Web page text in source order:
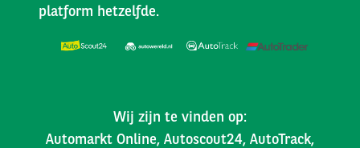
platform hetzelfde.
Wij zijn te vinden op:
Automarkt Online, Autoscout24, AutoTrack,